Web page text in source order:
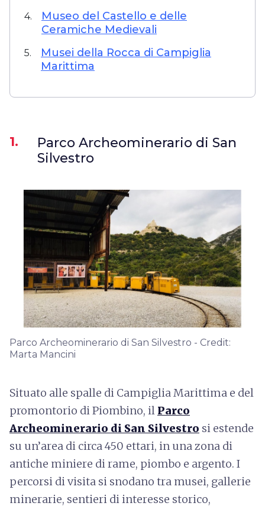
4.
Museo del Castello e delle
Ceramiche Medievali
5.
Musei della Rocca di Campiglia
Marittima
1.
Parco Archeominerario di San
Silvestro
Parco Archeominerario di San Silvestro - Credit:
Marta Mancini
Situato alle spalle di Campiglia Marittima e del
promontorio di Piombino, il Parco
Archeominerario di San Silvestro si estende
su un’area di circa 450 ettari, in una zona di
antiche miniere di rame, piombo e argento. I
percorsi di visita si snodano tra musei, gallerie
minerarie, sentieri di interesse storico,